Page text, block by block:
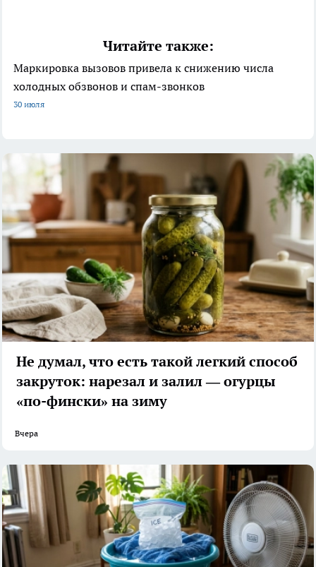
Читайте также:
Маркировка вызовов привела к снижению числа
холодных обзвонов и спам-звонков
30 июля
Не думал, что есть такой легкий способ
закруток: нарезал и залил — огурцы
«по-фински» на зиму
Вчера